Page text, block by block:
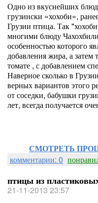
Одно из вкуснейших
грузински «хохоби»,
Грузии птица. Так
многими блюду
особенностью которого
добавления жира, а затем
томате , с добавлением
Наверное сколько в
верных вариантов этого
от соседки, бабушки
лет, всегда получается
СМОТРЕТЬ
комментарии: 0
птицы из
21-11-2013 23:57